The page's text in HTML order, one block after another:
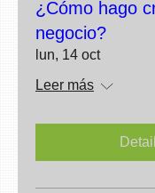
¿Cómo hago
negocio?
lun, 14 oct
Leer más